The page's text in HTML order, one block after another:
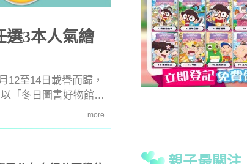
3本人氣繪
12至14日載譽而歸，
「冬日圖書好物館」
並設多項至抵優惠，
more